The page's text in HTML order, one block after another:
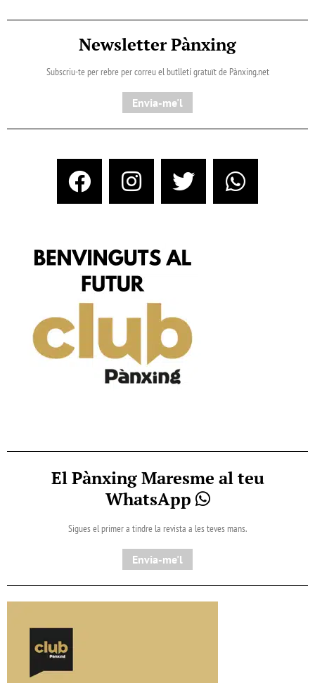
Newsletter Pànxing
Subscriu-te per rebre per correu el butlletí gratuït de Pànxing.net​
Envia-me'l
El Pànxing Maresme al teu
WhatsApp
Sigues el primer a tindre la revista a les teves mans.
Envia-me'l